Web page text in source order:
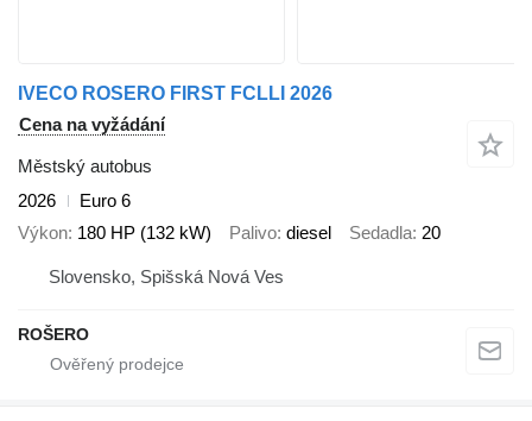
IVECO ROSERO FIRST FCLLI 2026
Cena na vyžádání
Městský autobus
2026
Euro 6
Výkon 180 HP (132 kW) Palivo diesel Sedadla 20
Slovensko, Spišská Nová Ves
ROŠERO